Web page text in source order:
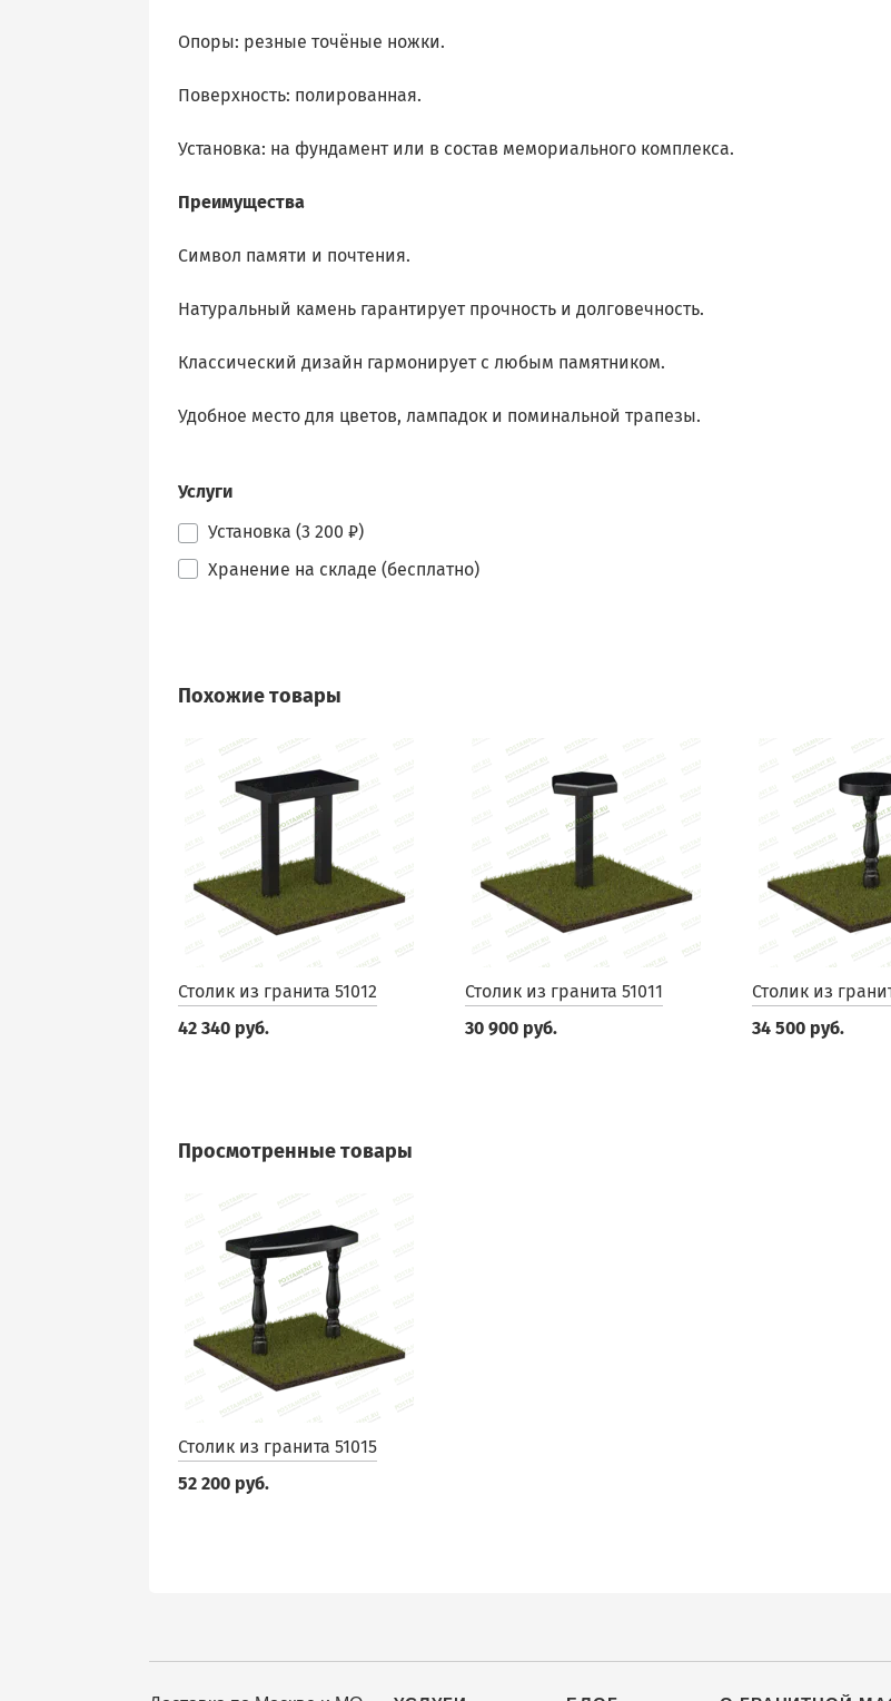
Опоры: резные точёные ножки.
Поверхность: полированная.
Установка: на фундамент или в состав мемориального комплекса.
Преимущества
Символ памяти и почтения.
Натуральный камень гарантирует прочность и долговечность.
Классический дизайн гармонирует с любым памятником.
Удобное место для цветов, лампадок и поминальной трапезы.
Услуги
Установка (3 200 ₽)
Хранение на складе (бесплатно)
Похожие товары
Столик из гранита 51012
42 340 руб.
Столик из гранита 51011
30 900 руб.
Столик из
34 500 руб.
Просмотренные товары
Столик из гранита 51015
52 200 руб.